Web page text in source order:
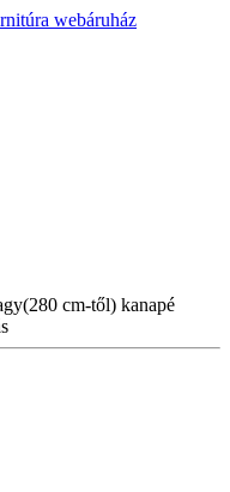
cm-től) kanapé